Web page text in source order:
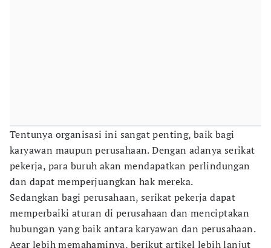
Tentunya organisasi ini sangat penting, baik bagi
karyawan maupun perusahaan. Dengan adanya serikat
pekerja, para buruh akan mendapatkan perlindungan
dan dapat memperjuangkan hak mereka.
Sedangkan bagi perusahaan, serikat pekerja dapat
memperbaiki aturan di perusahaan dan menciptakan
hubungan yang baik antara karyawan dan perusahaan.
Agar lebih memahaminya, berikut artikel lebih lanjut